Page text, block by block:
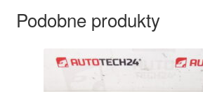
Podobne produkty